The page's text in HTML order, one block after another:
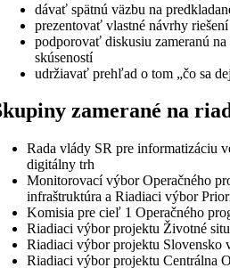
dávať spätnú väzbu na
prezentovať vlastné návrhy riešení
podporovať diskusiu zameranú
skúseností
udržiavať prehľad o tom „čo sa
zamerané na
Rada vlády SR pre informatizáciu
digitálny trh
Monitorovací výbor Operačného
infraštruktúra a Riadiaci výbor
Komisia pre cieľ 1 Operačného
Riadiaci výbor projektu Životné
Riadiaci výbor projektu Slovensko
Riadiaci výbor projektu Centrálna